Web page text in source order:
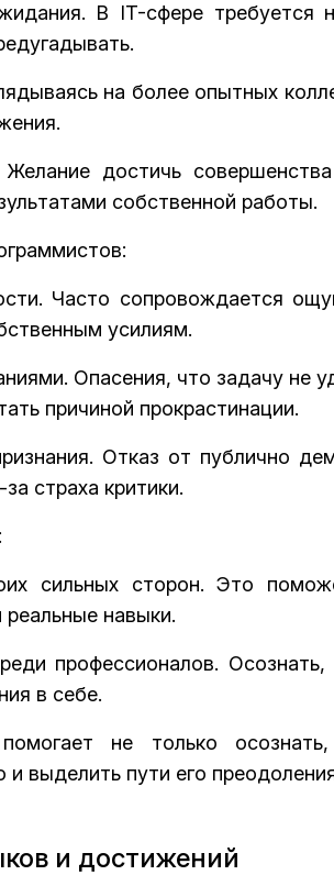
В IT-сфере требуется
на более опытных
достичь
собственной работы.
Часто сопровождается
усилиям.
Опасения, что задачу не
причиной прокрастинации.
Отказ от публично
страха критики.
сильных сторон. Это
реальные навыки.
профессионалов.
в себе.
не только
и выделить пути его
и достижений